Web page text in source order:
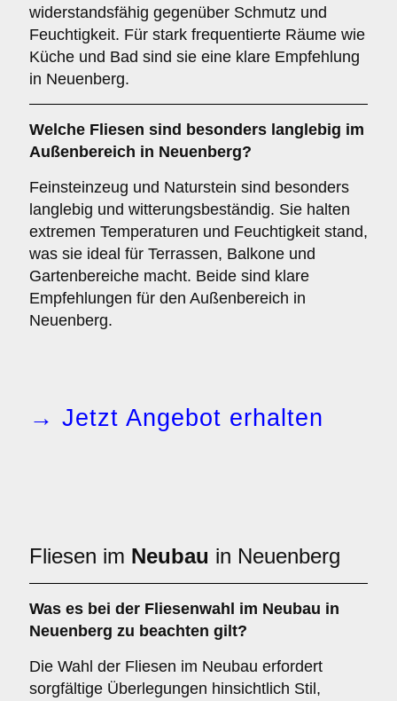
widerstandsfähig gegenüber Schmutz und
Feuchtigkeit. Für stark frequentierte Räume wie
Küche und Bad sind sie eine klare Empfehlung
in Neuenberg.
Welche Fliesen sind besonders langlebig im
Außenbereich in Neuenberg?
Feinsteinzeug und Naturstein sind besonders
langlebig und witterungsbeständig. Sie halten
extremen Temperaturen und Feuchtigkeit stand,
was sie ideal für Terrassen, Balkone und
Gartenbereiche macht. Beide sind klare
Empfehlungen für den Außenbereich in
Neuenberg.
→ Jetzt Angebot erhalten
Fliesen im Neubau in Neuenberg
Was es bei der Fliesenwahl im Neubau in
Neuenberg zu beachten gilt?
Die Wahl der Fliesen im Neubau erfordert
sorgfältige Überlegungen hinsichtlich Stil,